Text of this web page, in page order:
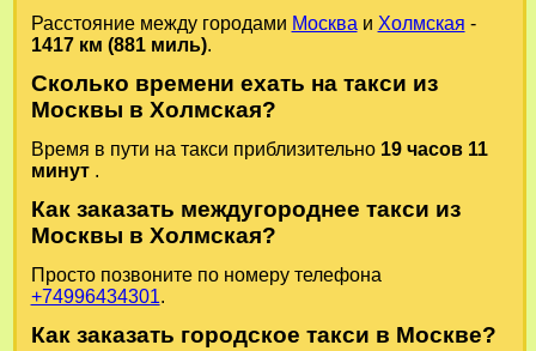
Расстояние между городами Москва и Холмская -
1417 км (881 миль).
Сколько времени ехать на такси из
Москвы в Холмская?
Время в пути на такси приблизительно 19 часов 11
минут .
Как заказать междугороднее такси из
Москвы в Холмская?
Просто позвоните по номеру телефона
+74996434301.
Как заказать городское такси в Москве?